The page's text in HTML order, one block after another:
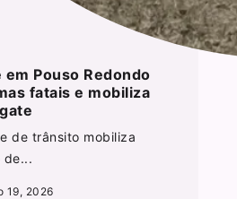
Pouso Redondo
fatais e mobiliza
de trânsito mobiliza
de...
19, 2026